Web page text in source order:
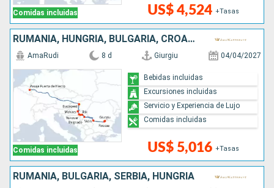
Comidas incluidas US$ 4,524 +Tasas
RUMANIA, HUNGRÍA, BULGARIA, CROACIA, SERBIA
Comidas incluidas
AmaRudi 8 d Giurgiu 04/04/2027
US$ 5,016 +Tasas
Bebidas incluidas
Excursiones incluidas
Servicio y Experiencia de Lujo
Comidas incluidas
RUMANIA, BULGARIA, SERBIA, HUNGRÍA